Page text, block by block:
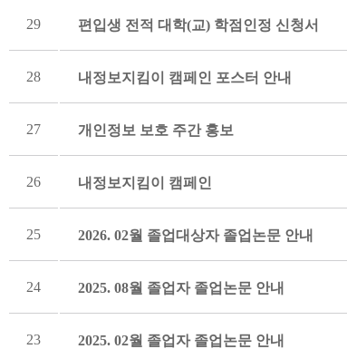
29 편입생 전적 대학(교) 학점인정 신청서
28 내정보지킴이 캠페인 포스터 안내
27 개인정보 보호 주간 홍보
26 내정보지킴이 캠페인
25 2026. 02월 졸업대상자 졸업논문 안내
24 2025. 08월 졸업자 졸업논문 안내
23 2025. 02월 졸업자 졸업논문 안내